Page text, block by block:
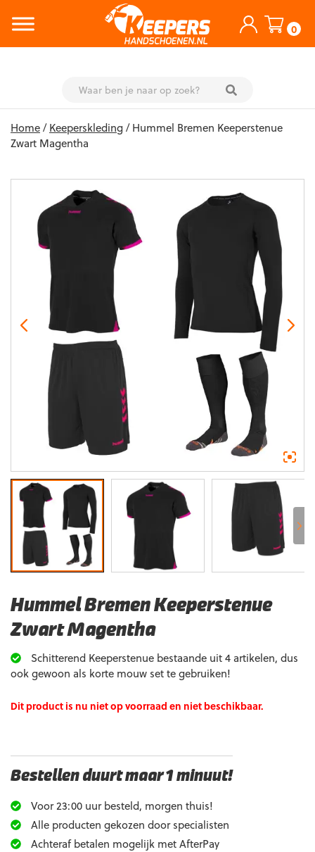
0
content
Home/Keeperskleding/ Hummel Bremen Keeperstenue
Zwart Magentha
Hummel Bremen Keeperstenue
Zwart Magentha
Schitterend Keeperstenue bestaande uit 4 artikelen, dus
ook gewoon als korte mouw set te gebruiken!
Dit product is nu niet op voorraad en niet beschikbaar.
Bestellen duurt maar 1 minuut!
Voor 23:00 uur besteld, morgen thuis!
Alle producten gekozen door specialisten
Achteraf betalen mogelijk met AfterPay